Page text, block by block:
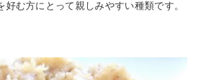
む方にとって親しみやすい種類です。